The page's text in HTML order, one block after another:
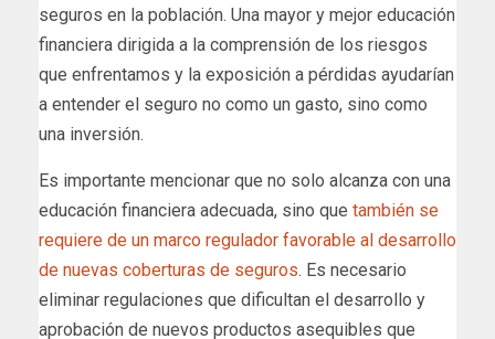
seguros en la población. Una mayor y mejor educación
financiera dirigida a la comprensión de los riesgos
que enfrentamos y la exposición a pérdidas ayudarían
a entender el seguro no como un gasto, sino como
una inversión.
Es importante mencionar que no solo alcanza con una
educación financiera adecuada, sino que también se
requiere de un marco regulador favorable al desarrollo
de nuevas coberturas de seguros. Es necesario
eliminar regulaciones que dificultan el desarrollo y
aprobación de nuevos productos asequibles que